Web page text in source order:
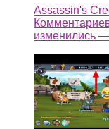
Assassin's
изменились —